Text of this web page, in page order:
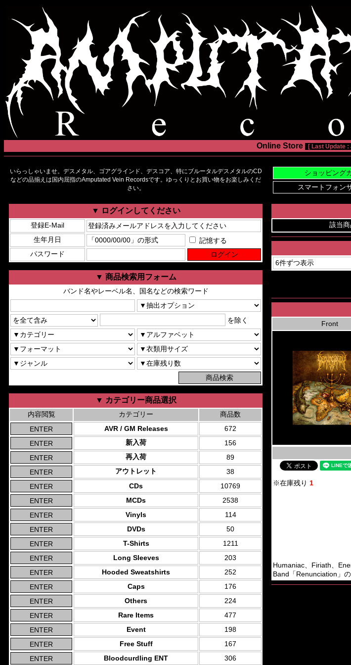
Online Store [ Last Update :
いらっしゃいませ。デスメタル、ゴアグラインド、デスコア、特にブルータルデスメタルのCD
などの品揃えは国内屈指のAmputated Vein Recordsです。ゆっくりとお買い物をお楽しみくだ
さい。
▼ ログインしてください
登録E-Mail
生年月日
記憶する
パスワード
▼ 商品検索用フォーム
バンド名やレーベル名、国名などの検索ワード
を除く
▼ カテゴリー商品選択
内容閲覧 カテゴリー
商品数
AVR / GM Releases
672
新入荷
156
再入荷
89
アウトレット
38
CDs
10769
MCDs
2538
Vinyls
114
DVDs
50
T-Shirts
1211
Long Sleeves
203
Hooded Sweatshirts
252
Caps
176
Others
224
Rare Items
477
Event
198
Free Stuff
167
Bloodcurdling ENT
306
該当
Front
※在庫残り 1
Humaniac、Firiath、
Band「Renunciation」